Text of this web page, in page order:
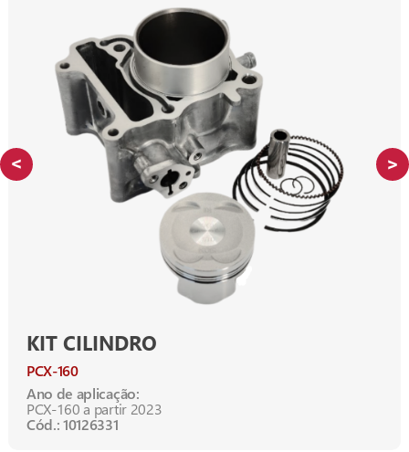
KIT CILINDRO
PCX-160
Ano de aplicação:
PCX-160 a partir 2023
Cód.: 10126331